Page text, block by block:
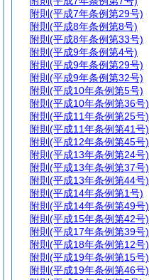
附則 (平成7年条例第29号)
附則 (平成8年条例第8号)
附則 (平成8年条例第33号)
附則 (平成9年条例第4号)
附則 (平成9年条例第29号)
附則 (平成9年条例第32号)
附則 (平成10年条例第5号)
附則 (平成10年条例第36号)
附則 (平成11年条例第25号)
附則 (平成11年条例第41号)
附則 (平成12年条例第45号)
附則 (平成13年条例第24号)
附則 (平成13年条例第37号)
附則 (平成13年条例第44号)
附則 (平成14年条例第1号)
附則 (平成14年条例第49号)
附則 (平成15年条例第42号)
附則 (平成17年条例第39号)
附則 (平成18年条例第12号)
附則 (平成19年条例第15号)
附則 (平成19年条例第46号)